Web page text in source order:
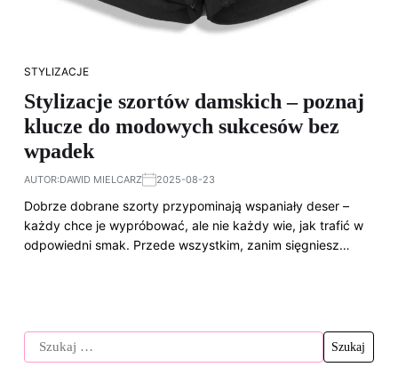
STYLIZACJE
Stylizacje szortów damskich – poznaj
klucze do modowych sukcesów bez
wpadek
AUTOR:DAWID MIELCARZ 2025-08-23
Dobrze dobrane szorty przypominają wspaniały deser –
każdy chce je wypróbować, ale nie każdy wie, jak trafić w
odpowiedni smak. Przede wszystkim, zanim sięgniesz…